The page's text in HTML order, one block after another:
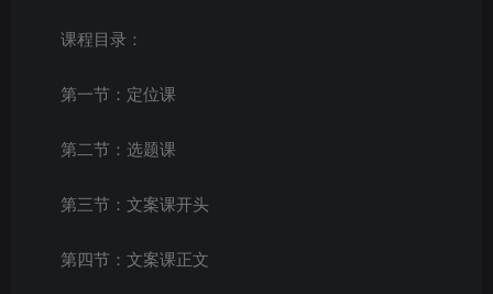
课程目录：
第一节：定位课
第二节：选题课
第三节：文案课开头
第四节：文案课正文